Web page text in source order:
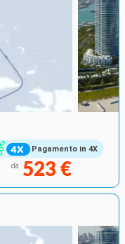
Pagamento in 4X
da 523 €